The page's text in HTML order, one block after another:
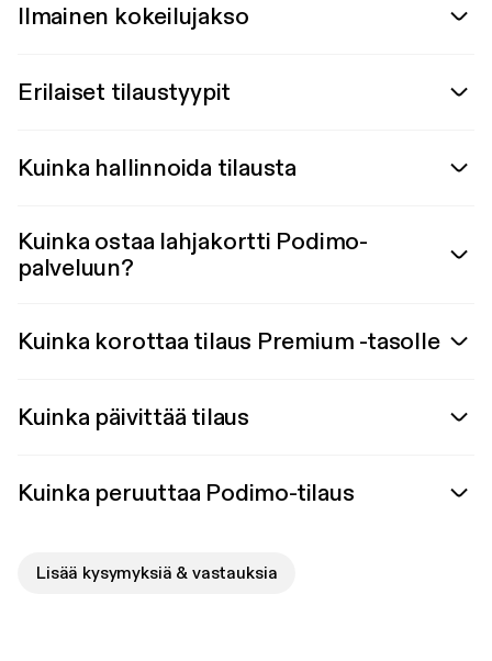
Ilmainen kokeilujakso
Erilaiset tilaustyypit
Kuinka hallinnoida tilausta
Kuinka ostaa lahjakortti Podimo-
palveluun?
Kuinka korottaa tilaus Premium -tasolle
Kuinka päivittää tilaus
Kuinka peruuttaa Podimo-tilaus
Lisää kysymyksiä & vastauksia